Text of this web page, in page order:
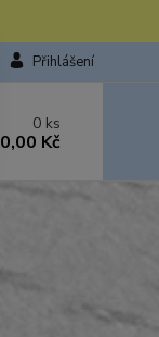
Přihlášení
0 ks
0,00 Kč